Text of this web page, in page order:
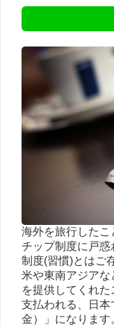
海外を旅行した
チップ制度に戸
制度(習慣)とはご
米や東南アジアな
を提供してくれ
支払われる、日本
金）」になりま